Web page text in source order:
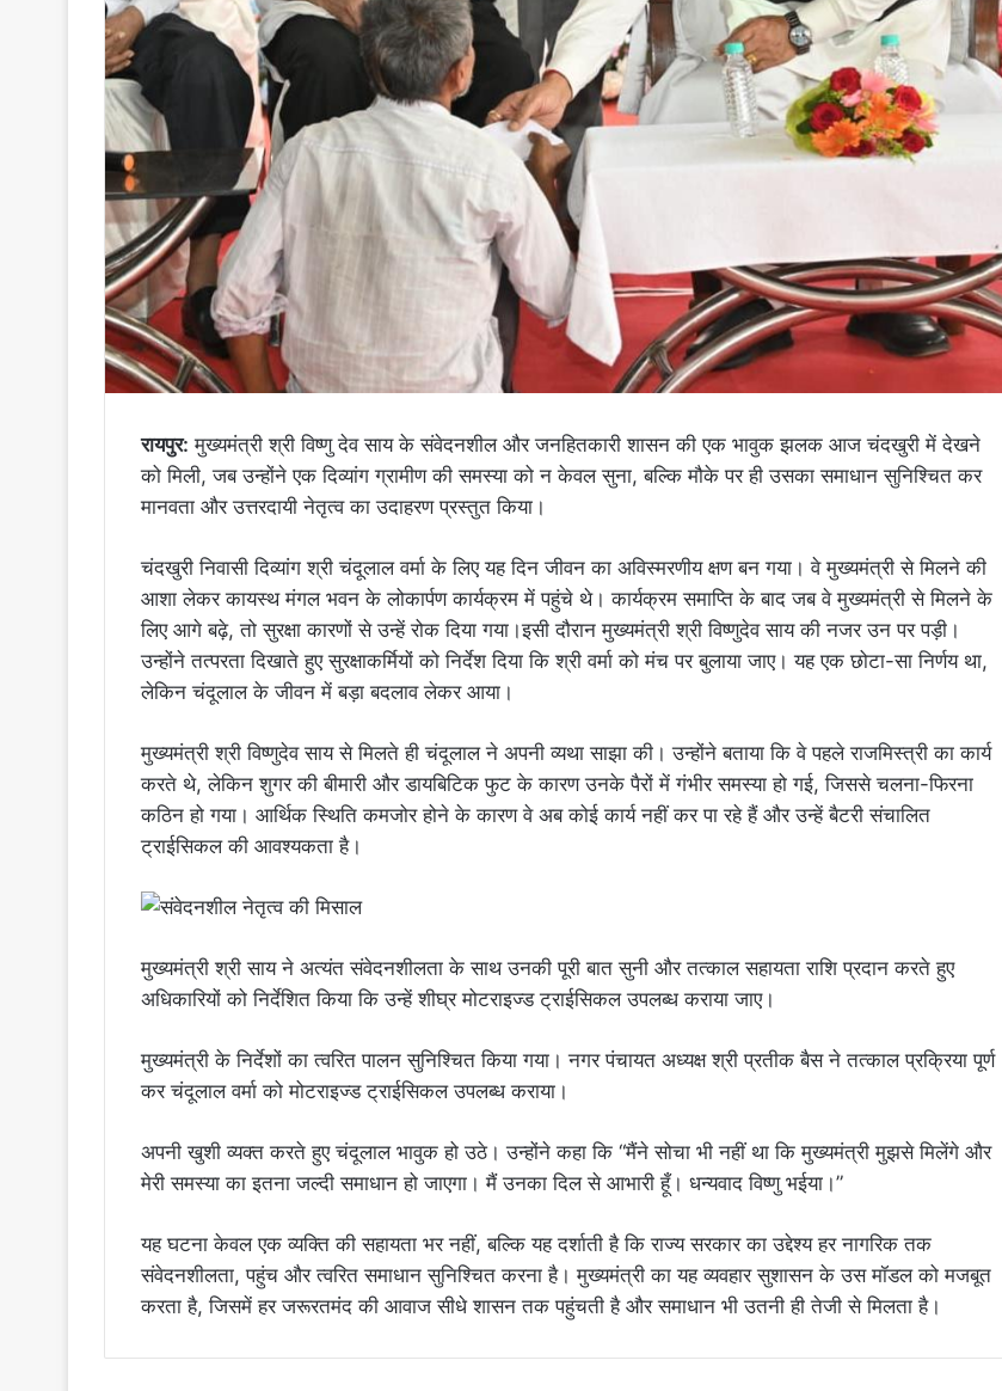
रायपुर: मुख्यमंत्री श्री विष्णु देव साय के संवेदनशील और जनहितकारी शासन की एक भावुक झलक आज चंदखुरी में देखने
को मिली, जब उन्होंने एक दिव्यांग ग्रामीण की समस्या को न केवल सुना, बल्कि मौके पर ही उसका समाधान सुनिश्चित कर
मानवता और उत्तरदायी नेतृत्व का उदाहरण प्रस्तुत किया।
चंदखुरी निवासी दिव्यांग श्री चंदूलाल वर्मा के लिए यह दिन जीवन का अविस्मरणीय क्षण बन गया। वे मुख्यमंत्री से मिलने की
आशा लेकर कायस्थ मंगल भवन के लोकार्पण कार्यक्रम में पहुंचे थे। कार्यक्रम समाप्ति के बाद जब वे मुख्यमंत्री से मिलने के
लिए आगे बढ़े, तो सुरक्षा कारणों से उन्हें रोक दिया गया।इसी दौरान मुख्यमंत्री श्री विष्णुदेव साय की नजर उन पर पड़ी।
उन्होंने तत्परता दिखाते हुए सुरक्षाकर्मियों को निर्देश दिया कि श्री वर्मा को मंच पर बुलाया जाए। यह एक छोटा-सा निर्णय था,
लेकिन चंदूलाल के जीवन में बड़ा बदलाव लेकर आया।
मुख्यमंत्री श्री विष्णुदेव साय से मिलते ही चंदूलाल ने अपनी व्यथा साझा की। उन्होंने बताया कि वे पहले राजमिस्त्री का कार्य
करते थे, लेकिन शुगर की बीमारी और डायबिटिक फुट के कारण उनके पैरों में गंभीर समस्या हो गई, जिससे चलना-फिरना
कठिन हो गया। आर्थिक स्थिति कमजोर होने के कारण वे अब कोई कार्य नहीं कर पा रहे हैं और उन्हें बैटरी संचालित
ट्राईसिकल की आवश्यकता है।
मुख्यमंत्री श्री साय ने अत्यंत संवेदनशीलता के साथ उनकी पूरी बात सुनी और तत्काल सहायता राशि प्रदान करते हुए
अधिकारियों को निर्देशित किया कि उन्हें शीघ्र मोटराइज्ड ट्राईसिकल उपलब्ध कराया जाए।
मुख्यमंत्री के निर्देशों का त्वरित पालन सुनिश्चित किया गया। नगर पंचायत अध्यक्ष श्री प्रतीक बैस ने तत्काल प्रक्रिया पूर्ण
कर चंदूलाल वर्मा को मोटराइज्ड ट्राईसिकल उपलब्ध कराया।
अपनी खुशी व्यक्त करते हुए चंदूलाल भावुक हो उठे। उन्होंने कहा कि “मैंने सोचा भी नहीं था कि मुख्यमंत्री मुझसे मिलेंगे और
मेरी समस्या का इतना जल्दी समाधान हो जाएगा। मैं उनका दिल से आभारी हूँ। धन्यवाद विष्णु भईया।”
यह घटना केवल एक व्यक्ति की सहायता भर नहीं, बल्कि यह दर्शाती है कि राज्य सरकार का उद्देश्य हर नागरिक तक
संवेदनशीलता, पहुंच और त्वरित समाधान सुनिश्चित करना है। मुख्यमंत्री का यह व्यवहार सुशासन के उस मॉडल को मजबूत
करता है, जिसमें हर जरूरतमंद की आवाज सीधे शासन तक पहुंचती है और समाधान भी उतनी ही तेजी से मिलता है।